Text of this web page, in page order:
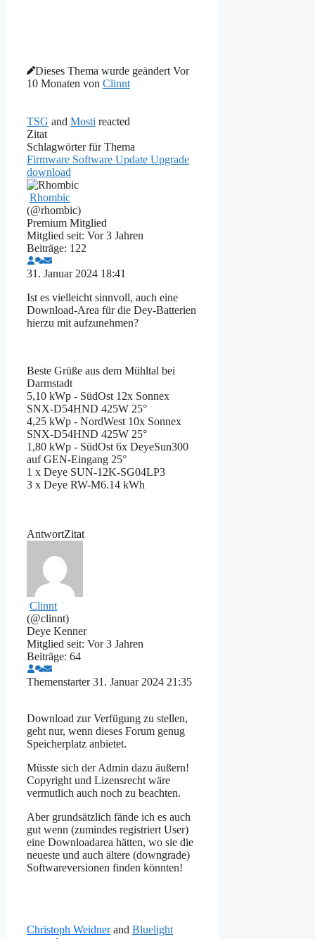
Dieses Thema wurde geändert Vor
10 Monaten von Clinnt
TSG and Mosti reacted
Zitat
Schlagwörter für Thema
Firmware Software Update Upgrade
download
Rhombic
(@rhombic)
Premium Mitglied
Mitglied seit: Vor 3 Jahren
Beiträge: 122
31. Januar 2024 18:41
Ist es vielleicht sinnvoll, auch eine
Download-Area für die Dey-Batterien
hierzu mit aufzunehmen?
Beste Grüße aus dem Mühltal bei
Darmstadt
5,10 kWp - SüdOst 12x Sonnex
SNX-D54HND 425W 25°
4,25 kWp - NordWest 10x Sonnex
SNX-D54HND 425W 25°
1,80 kWp - SüdOst 6x DeyeSun300
auf GEN-Eingang 25°
1 x Deye SUN-12K-SG04LP3
3 x Deye RW-M6.14 kWh
AntwortZitat
Clinnt
(@clinnt)
Deye Kenner
Mitglied seit: Vor 3 Jahren
Beiträge: 64
Themenstarter 31. Januar 2024 21:35
Download zur Verfügung zu stellen,
geht nur, wenn dieses Forum genug
Speicherplatz anbietet.
Müsste sich der Admin dazu äußern!
Copyright und Lizensrecht wäre
vermutlich auch noch zu beachten.
Aber grundsätzlich fände ich es auch
gut wenn (zumindes registriert User)
eine Downloadarea hätten, wo sie die
neueste und auch ältere (downgrade)
Softwareversionen finden könnten!
Christoph Weidnerand Bluelight